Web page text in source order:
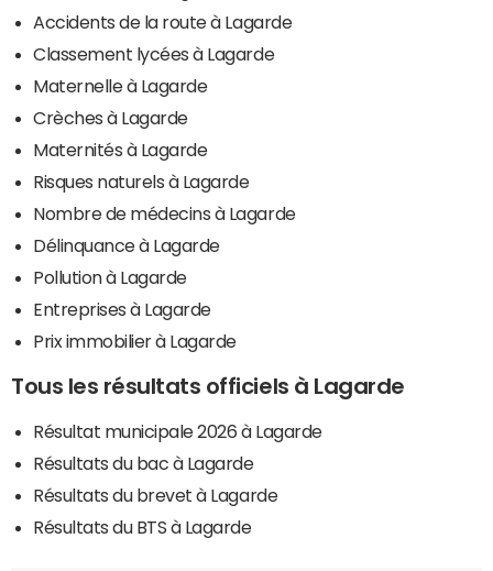
Accidents de la route à Lagarde
Classement lycées à Lagarde
Maternelle à Lagarde
Crèches à Lagarde
Maternités à Lagarde
Risques naturels à Lagarde
Nombre de médecins à Lagarde
Délinquance à Lagarde
Pollution à Lagarde
Entreprises à Lagarde
Prix immobilier à Lagarde
Tous les résultats officiels à Lagarde
Résultat municipale 2026 à Lagarde
Résultats du bac à Lagarde
Résultats du brevet à Lagarde
Résultats du BTS à Lagarde